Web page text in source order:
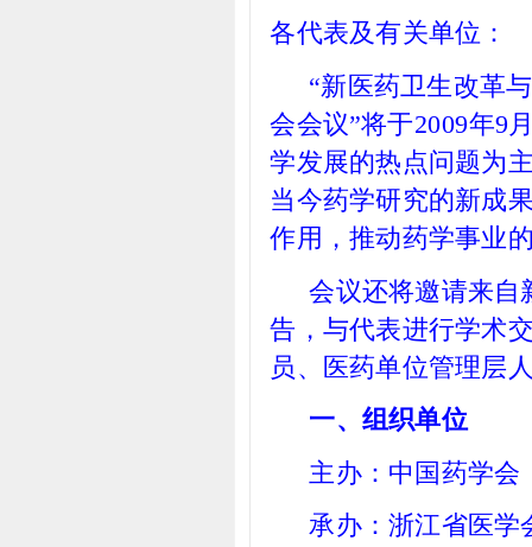
各代表及有关单位：
“新医药卫生改革
会会议”将于2009年9
学发展的热点问题为
当今药学研究的新成
作用，推动药学事业
会议还将邀请来自
告，与代表进行学术
员、医药单位管理层
一、组织单位
主办：中国药学会
承办：浙江省医学